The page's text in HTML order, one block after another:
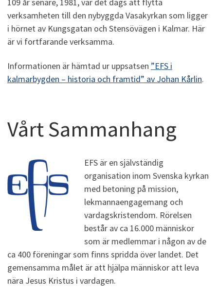
109 år senare, 1981, var det dags att flytta
verksamheten till den nybyggda Vasakyrkan som ligger
i hörnet av Kungsgatan och Stensövägen i Kalmar. Här
är vi fortfarande verksamma.
Informationen är hämtad ur uppsatsen ”EFS i
kalmarbygden – historia och framtid” av Johan Kårlin.
Vårt Sammanhang
EFS är en självständig
organisation inom Svenska kyrkan
med betoning på mission,
lekmannaengagemang och
vardagskristendom. Rörelsen
består av ca 16.000 människor
som är medlemmar i någon av de
ca 400 föreningar som finns spridda över landet. Det
gemensamma målet är att hjälpa människor att leva
nära Jesus Kristus i vardagen.